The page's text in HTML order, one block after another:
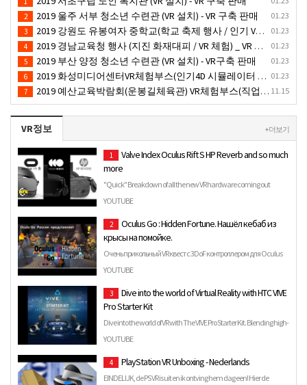
01.23
2 2019 울주 서부 청소년 수련관 (VR 설치) - VR 구축 판매
01.23
3 2019 강원도 유봉여자 중학교(학교 축제 행사 / 인기 VR 컨텐츠 ) - VR렌탈대여 행사
01.23
4 2019 경남교육청 행사 (지진 화재대피 / VR 체험) _ VR 렌탈대여행사
01.23
5 2019 부산 양정 청소년 수련관 (VR 설치) - VR구축 판매
01.23
6 2019 화성미디어센터VR체험부스(인기4D 시뮬레이터 체험)-VR렌탈대여 행사
11.15
7 2019 예산교육박람회(운봉길체육관) VR체험부스(직업진로체험 / 인기VR체험)-VR렌탈대여행사
VR정보 + 더보기
1
Valve Index Oculus Rift S HP Reverb and so much
more
"Quick" Breakdown of all the new VR hardware coming out
shortly by Barefoot Gaming (BFG)
YOUTUBE
2
Oculus Go : Hidden Fortune. Нашёл кебаб из
крысы на помойке.
Очень прикольный VR квест с 3DoF контроллером для Oculus
Go, Gear VR и Daydream. Да впрочем и для других VR
YOUTUBE
3
Dive into the world of Virtual Reality with HTC VIVE
Pro Starter Kit
Dive into the world of VR with The VIVE Pro Starter Kit. Blending high-
fidelity visuals, optimized ergonomics, and a Hi-…
YOUTUBE
4 PlayStation VR Unboxing - Nederlands
EINDELIJK, de PS VR is uit en ik ontving hem dag een! Hier de